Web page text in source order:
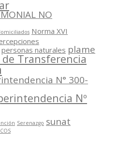
NO
Norma XVI
personas naturales plame
de Transferencia
N° 300-
Nº
Serenazgo sunat